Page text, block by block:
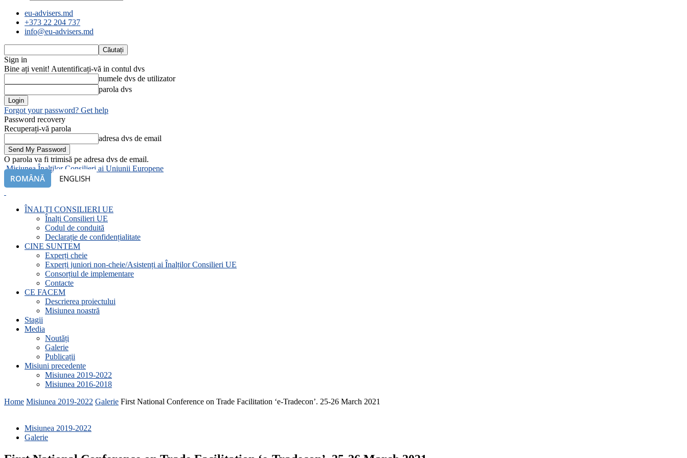
eu-advisers.md
+373 22 204 737
info@eu-advisers.md
Sign in
Bine ați venit! Autentificați-vă in contul dvs
numele dvs de utilizator
parola dvs
Forgot your password? Get help
Password recovery
Recuperați-vă parola
adresa dvs de email
O parola va fi trimisă pe adresa dvs de email.
Misiunea Înalților Consilieri ai Uniunii Europene
ROMÂNĂ ENGLISH
ÎNALȚI CONSILIERI UE
Înalți Consilieri UE
Codul de conduită
Declarație de confidențialitate
CINE SUNTEM
Experți cheie
Experți juniori non-cheie/Asistenți ai Înalților Consilieri UE
Consorțiul de implementare
Contacte
CE FACEM
Descrierea proiectului
Misiunea noastră
Stagii
Media
Noutăți
Galerie
Publicații
Misiuni precedente
Misiunea 2019-2022
Misiunea 2016-2018
Home Misiunea 2019-2022 Galerie First National Conference on Trade Facilitation ‘e-Tradecon’. 25-26 March 2021
Misiunea 2019-2022
Galerie